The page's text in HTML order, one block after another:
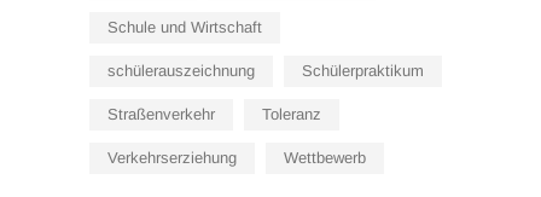
Schule und Wirtschaft
schülerauszeichnung Schülerpraktikum
Straßenverkehr Toleranz
Verkehrserziehung Wettbewerb